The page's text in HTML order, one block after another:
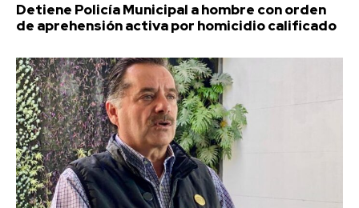
Detiene Policía Municipal a hombre con orden
de aprehensión activa por homicidio calificado